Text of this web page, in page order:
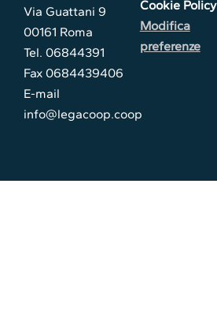
Via Guattani 9
00161 Roma
Tel. 06844391
Fax 0684439406
E-mail
info@legacoop.coop
Cookie Policy
Modifica
preferenze